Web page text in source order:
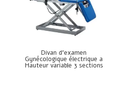
Divan d’examen
Gynécologique électrique a
Hauteur variable 3 sections